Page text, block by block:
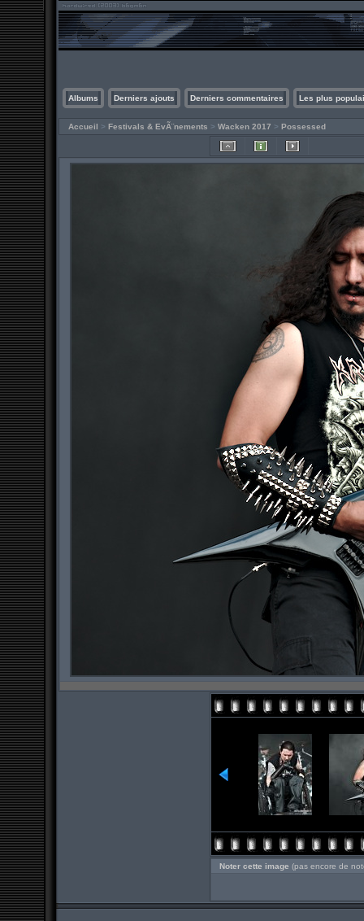
Albums Derniers ajouts Derniers commentaires Les plus
Accueil > Festivals & EvÃ¨nements > Wacken 2017 > Possessed
Noter cette image (pas encore de